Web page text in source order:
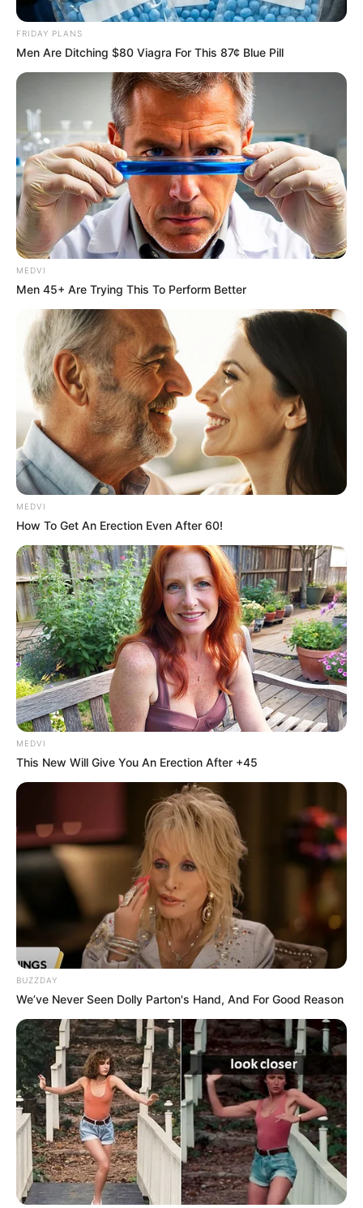
FRIDAY PLANS
Men Are Ditching $80 Viagra For This 87¢ Blue Pill
MEDVI
Men 45+ Are Trying This To Perform Better
MEDVI
How To Get An Erection Even After 60!
MEDVI
This New Will Give You An Erection After +45
BUZZDAY
We’ve Never Seen Dolly Parton's Hand, And For Good Reason